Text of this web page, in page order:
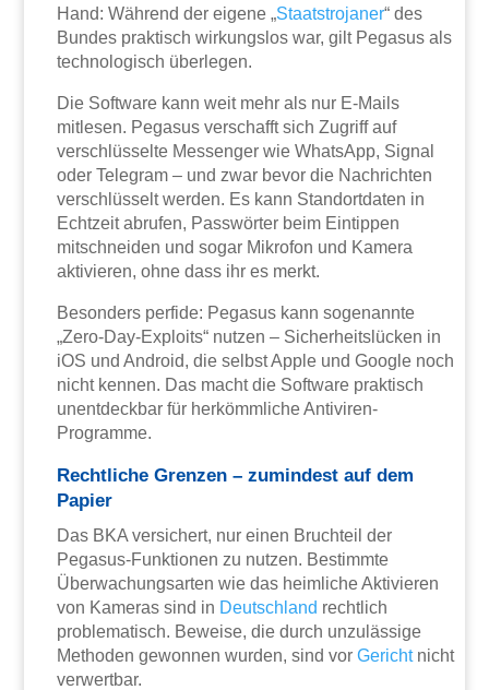
Hand: Während der eigene „Staatstrojaner“ des
Bundes praktisch wirkungslos war, gilt Pegasus als
technologisch überlegen.
Die Software kann weit mehr als nur E-Mails
mitlesen. Pegasus verschafft sich Zugriff auf
verschlüsselte Messenger wie WhatsApp, Signal
oder Telegram – und zwar bevor die Nachrichten
verschlüsselt werden. Es kann Standortdaten in
Echtzeit abrufen, Passwörter beim Eintippen
mitschneiden und sogar Mikrofon und Kamera
aktivieren, ohne dass ihr es merkt.
Besonders perfide: Pegasus kann sogenannte
„Zero-Day-Exploits“ nutzen – Sicherheitslücken in
iOS und Android, die selbst Apple und Google noch
nicht kennen. Das macht die Software praktisch
unentdeckbar für herkömmliche Antiviren-
Programme.
Rechtliche Grenzen – zumindest auf dem
Papier
Das BKA versichert, nur einen Bruchteil der
Pegasus-Funktionen zu nutzen. Bestimmte
Überwachungsarten wie das heimliche Aktivieren
von Kameras sind in Deutschland rechtlich
problematisch. Beweise, die durch unzulässige
Methoden gewonnen wurden, sind vorGerichtnicht
verwertbar.